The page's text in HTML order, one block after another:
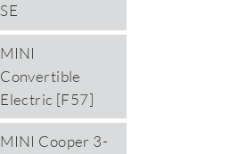
SE
MINI
Convertible
Electric [F57]
MINI Cooper 3-